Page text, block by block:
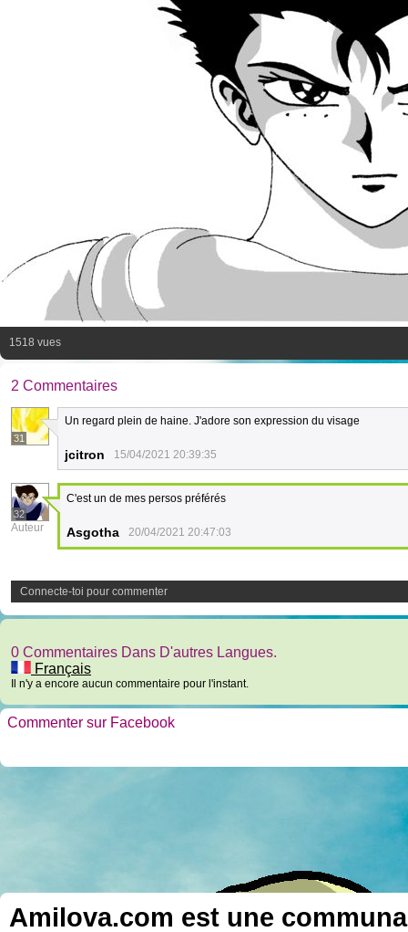
1518 vues
2 Commentaires
31
Un regard plein de haine. J'adore son expression du visage
jcitron 15/04/2021 20:39:35
32
Auteur
C'est un de mes persos préférés
Asgotha 20/04/2021 20:47:03
Connecte-toi pour commenter
0 Commentaires Dans D'autres Langues.
Français
Il n'y a encore aucun commentaire pour l'instant.
Commenter sur Facebook
Amilova.com est une